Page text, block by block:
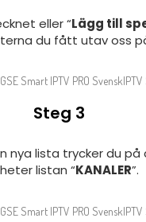
eller “Lägg till
du fått utav oss
Steg 3
nya lista trycker du på
listan “KANALER”.